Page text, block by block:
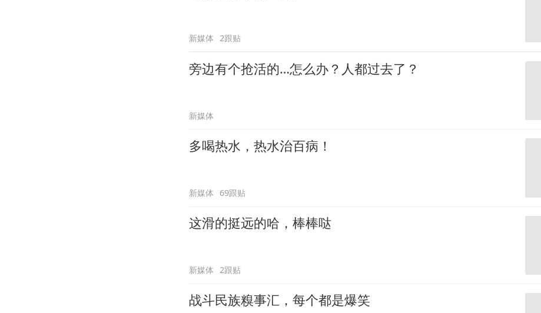
新媒体 2跟贴
旁边有个抢活的…怎么办？人都过去了？
新媒体
多喝热水，热水治百病！
新媒体 69跟贴
这滑的挺远的哈，棒棒哒
新媒体 2跟贴
战斗民族糗事汇，每个都是爆笑